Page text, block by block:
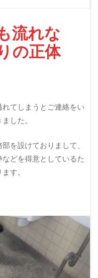
流れな
の正体
てしまうとご連絡をい
した。
を設けておりまして、
どを得意としているた
す。